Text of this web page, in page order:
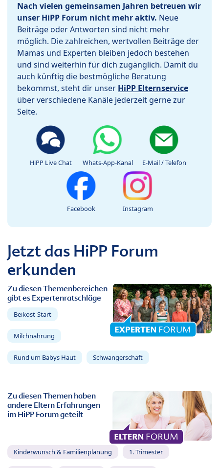
Nach vielen gemeinsamen Jahren betreuen wir
unser HiPP Forum nicht mehr aktiv. Neue
Beiträge oder Antworten sind nicht mehr
möglich. Die zahlreichen, wertvollen Beiträge der
Mamas und Experten bleiben jedoch bestehen
und sind weiterhin für dich zugänglich. Damit du
auch künftig die bestmögliche Beratung
bekommst, steht dir unser HiPP Elternservice
über verschiedene Kanäle jederzeit gerne zur
Seite.
HiPP Live Chat Whats-App-Kanal E-Mail / Telefon
Facebook Instagram
Jetzt das HiPP Forum
erkunden
Zu diesen Themenbereichen
gibt es Expertenratschläge
Beikost-Start
Milchnahrung
Rund um Babys Haut Schwangerschaft
Zu diesen Themen haben
andere Eltern Erfahrungen
im HiPP Forum geteilt
Kinderwunsch & Familienplanung 1. Trimester